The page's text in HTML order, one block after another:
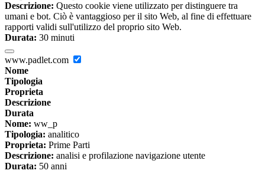
Descrizione: Questo cookie viene utilizzato per distinguere tra
umani e bot. Ciò è vantaggioso per il sito Web, al fine di effettuare
rapporti validi sull'utilizzo del proprio sito Web.
Durata: 30 minuti
www.padlet.com
Nome
Tipologia
Proprieta
Descrizione
Durata
Nome: ww_p
Tipologia: analitico
Proprieta: Prime Parti
Descrizione: analisi e profilazione navigazione utente
Durata: 50 anni